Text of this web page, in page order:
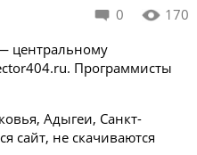
0 170
центральному
Программисты
Адыгеи, Санкт-
сайт, не скачиваются